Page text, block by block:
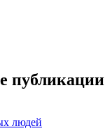
публикации
людей